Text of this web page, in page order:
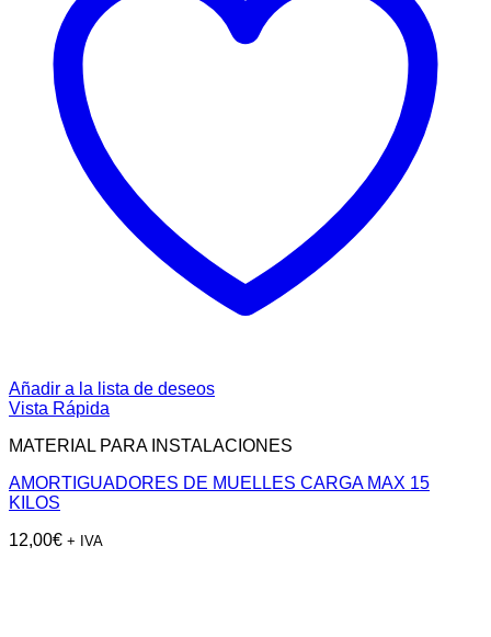
Añadir a la lista de deseos
Vista Rápida
MATERIAL PARA INSTALACIONES
AMORTIGUADORES DE MUELLES CARGA MAX 15
KILOS
12,00€ + IVA